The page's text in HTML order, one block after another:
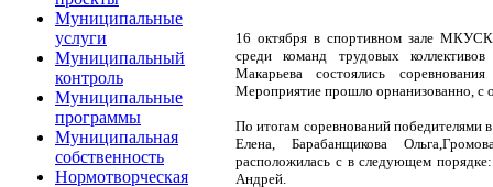
Муниципальные
услуги
Муниципальный
контроль
Муниципальные
программы
Муниципальная
собственность
Нормотворческая
16 октября в спортивном зале
среди команд трудовых
Макарьева состоялись
Мероприятие прошло орнанизованно, с
По итогам соревнований победителями
Елена, Барабанщикова
расположилась с в следующем
Андрей.